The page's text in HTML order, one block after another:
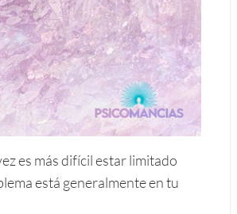
es más difícil estar limitado
está generalmente en tu